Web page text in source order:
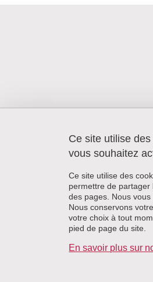
Chemin
Ce site utilise
vous souhaitez
Ce site utilise des
permettre de partager
des pages. Nous vous
Nous conservons
votre choix à tout
pied de page du site.
En savoir plus sur